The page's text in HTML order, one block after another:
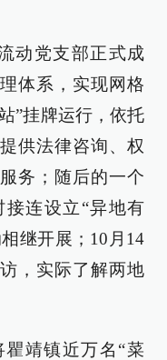
动党支部正式成
体系，实现网格
”挂牌运行，依托
供法律咨询、权
务；随后的一个
连设立“异地有
继开展；10月14
，实际了解两地
靖镇近万名“菜